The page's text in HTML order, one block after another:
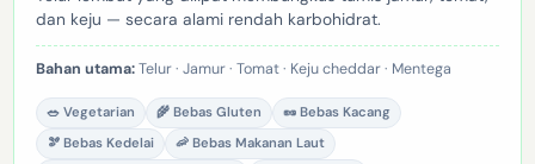
dan keju — secara alami rendah karbohidrat.
Bahan utama:Telur · Jamur · Tomat · Keju cheddar · Mentega
🥗 Vegetarian 🌾 Bebas Gluten
🥜 Bebas Kacang
🫘 Bebas Kedelai
🦐 Bebas Makanan Laut